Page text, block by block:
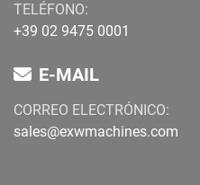
TELÉFONO:
+39 02 9475 0001
E-MAIL
CORREO ELECTRÓNICO:
sales@exwmachines.com